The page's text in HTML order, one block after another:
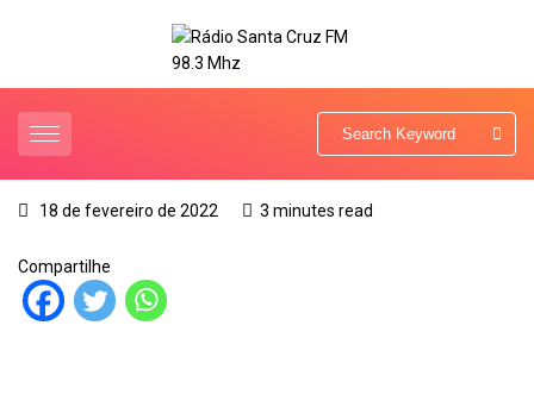
18 de fevereiro de 2022 3 minutes read
Compartilhe